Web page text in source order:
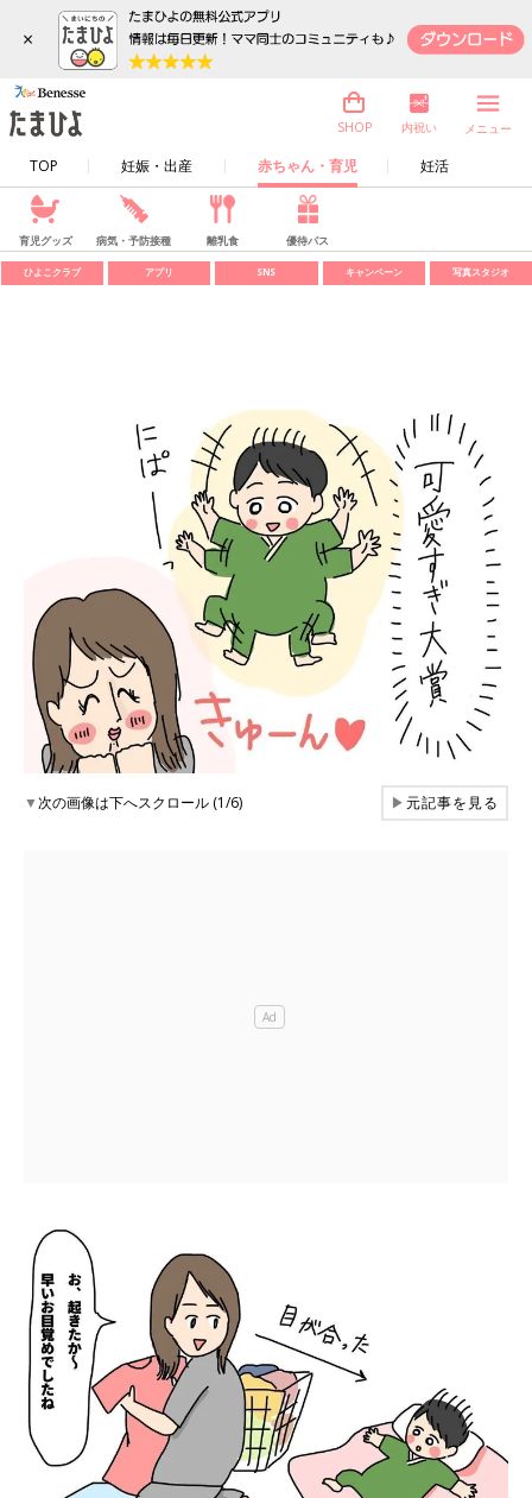
×
TOP 妊娠・出産 赤ちゃん・育児 妊活
SHOP 内祝い メニュー
育児グッズ 病気・予防接種 離乳食 優待パス
ひよこクラブ アプリ SNS キャンペーン 写真スタジオ
▼次の画像は下へスクロール (1/6) ▶元記事を見る